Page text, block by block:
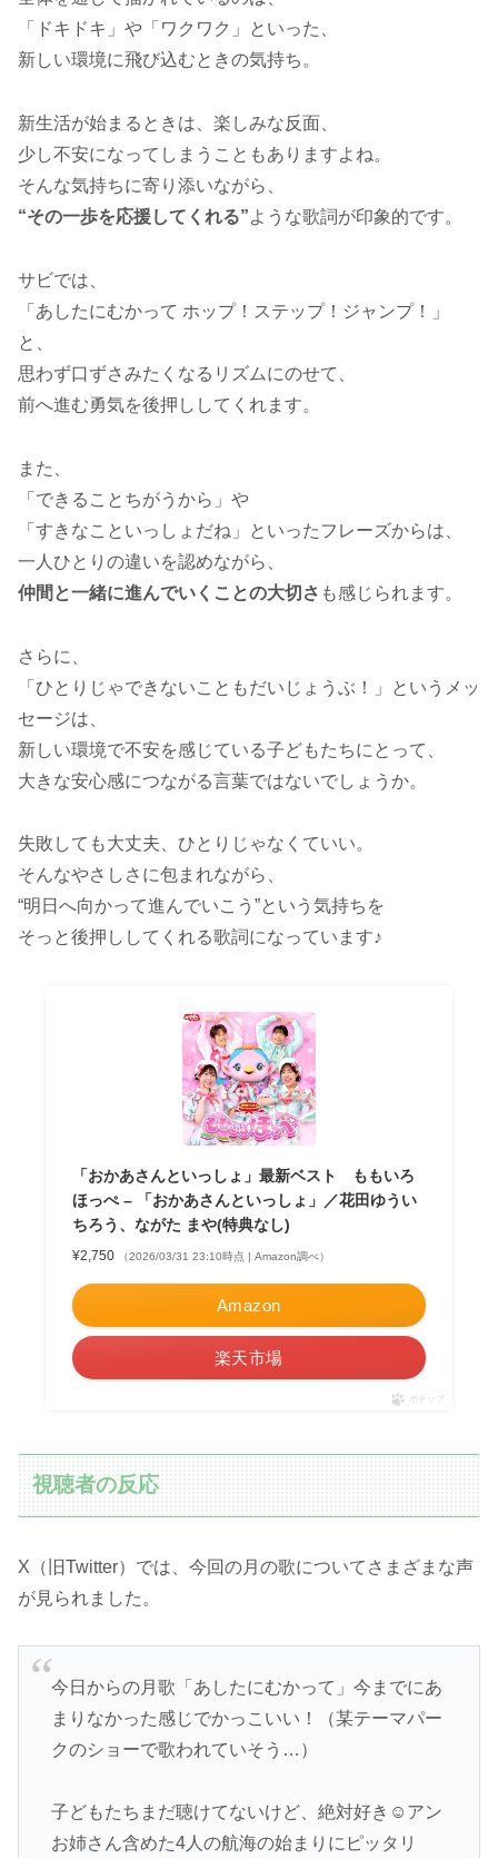
「ドキドキ」や「ワクワク」といった、
新しい環境に飛び込むときの気持ち。
新生活が始まるときは、楽しみな反面、
少し不安になってしまうこともありますよね。
そんな気持ちに寄り添いながら、
“その一歩を応援してくれる”ような歌詞が印象的です。
サビでは、
「あしたにむかって ホップ！ステップ！ジャンプ！」
と、
思わず口ずさみたくなるリズムにのせて、
前へ進む勇気を後押ししてくれます。
また、
「できることちがうから」や
「すきなこといっしょだね」といったフレーズからは、
一人ひとりの違いを認めながら、
仲間と一緒に進んでいくことの大切さ も感じられます。
さらに、
「ひとりじゃできないこともだいじょうぶ！」というメッ
セージは、
新しい環境で不安を感じている子どもたちにとって、
大きな安心感につながる言葉ではないでしょうか。
失敗しても大丈夫、ひとりじゃなくていい。
そんなやさしさに包まれながら、
“明日へ向かって進んでいこう”という気持ちを
そっと後押ししてくれる歌詞になっています♪
「おかあさんといっしょ」最新ベスト ももいろ
ほっぺ – 「おかあさんといっしょ」／花田ゆうい
ちろう、ながた まや(特典なし)
¥2,750 （2026/03/31 23:10時点 | Amazon調べ）
Amazon
楽天市場
ポチップ
視聴者の反応
X（旧Twitter）では、今回の月の歌についてさまざまな声
が見られました。
今日からの月歌「あしたにむかって」今までにあ
まりなかった感じでかっこいい！（某テーマパー
クのショーで歌われていそう…）
子どもたちまだ聴けてないけど、絶対好き☺️アン
お姉さん含めた4人の航海の始まりにピッタリ